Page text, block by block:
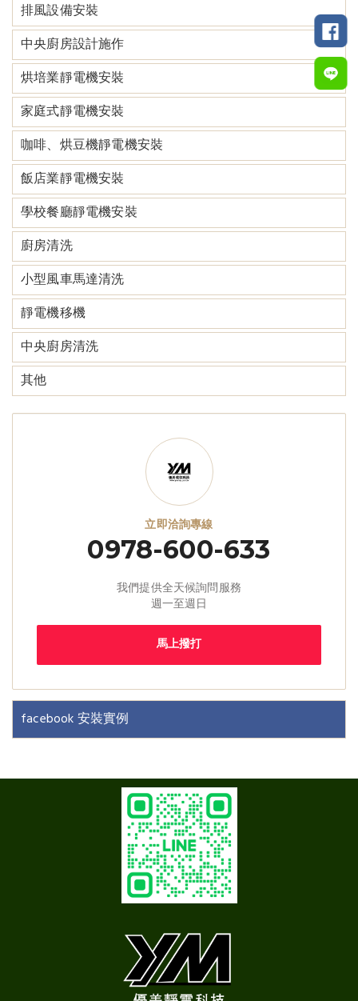
排風設備安裝
中央廚房設計施作
烘培業靜電機安裝
家庭式靜電機安裝
咖啡、烘豆機靜電機安裝
飯店業靜電機安裝
學校餐廳靜電機安裝
廚房清洗
小型風車馬達清洗
靜電機移機
中央廚房清洗
其他
立即洽詢專線
0978-600-633
我們提供全天候詢問服務
週一至週日
馬上撥打
facebook 安裝實例